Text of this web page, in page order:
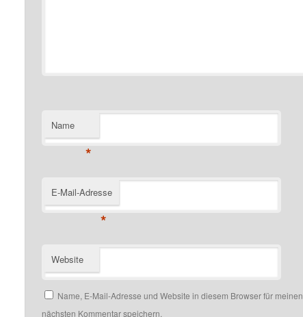
Name
*
E-Mail-Adresse
*
Website
Name, E-Mail-Adresse und Website in diesem Browser für meinen
nächsten Kommentar speichern.